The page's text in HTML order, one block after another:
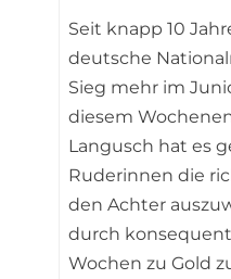
Seit knapp 10
deutsche
Sieg mehr im
diesem
Langusch hat es
Ruderinnen die
den Achter
durch
Wochen zu Gold